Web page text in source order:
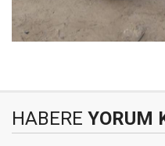
HABERE YORUM